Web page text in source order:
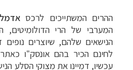
ההרים המשתייכים לרכס
המערבי של הרי הדולומיטים,
הנישאים שלהם, שיוצרים
לחינם הכיר בהם אונסק"ו
עכשיו, דמיינו את מצוקי הסלע